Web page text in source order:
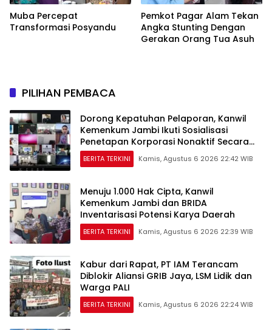
Muba Percepat
Transformasi Posyandu
Pemkot Pagar Alam Tekan
Angka Stunting Dengan
Gerakan Orang Tua Asuh
PILIHAN PEMBACA
Dorong Kepatuhan Pelaporan, Kanwil
Kemenkum Jambi Ikuti Sosialisasi
Penetapan Korporasi Nonaktif Secara
Administratif
BERITA TERKINI Kamis, Agustus 6 2026 22:42 WIB
Menuju 1.000 Hak Cipta, Kanwil
Kemenkum Jambi dan BRIDA
Inventarisasi Potensi Karya Daerah
BERITA TERKINI Kamis, Agustus 6 2026 22:39 WIB
Kabur dari Rapat, PT IAM Terancam
Diblokir Aliansi GRIB Jaya, LSM Lidik dan
Warga PALI
BERITA TERKINI Kamis, Agustus 6 2026 22:24 WIB